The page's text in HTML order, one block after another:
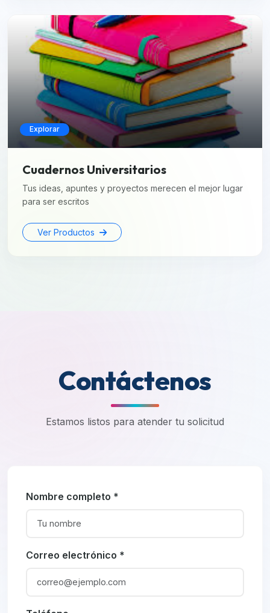
Explorar
Cuadernos Universitarios
Tus ideas, apuntes y proyectos merecen el mejor lugar
para ser escritos
Ver Productos
Contáctenos
Estamos listos para atender tu solicitud
Nombre completo *
Correo electrónico *